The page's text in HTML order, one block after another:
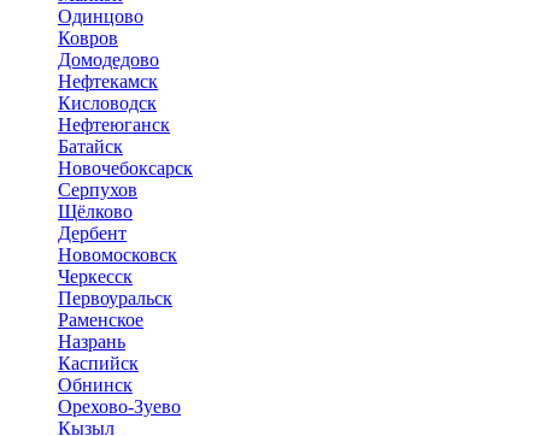
Одинцово
Ковров
Домодедово
Нефтекамск
Кисловодск
Нефтеюганск
Батайск
Новочебоксарск
Серпухов
Щёлково
Дербент
Новомосковск
Черкесск
Первоуральск
Раменское
Назрань
Каспийск
Обнинск
Орехово-Зуево
Кызыл